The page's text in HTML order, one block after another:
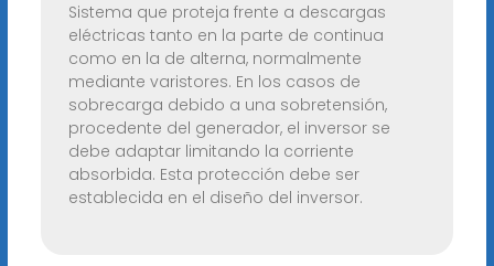
Sistema que proteja frente a descargas
eléctricas tanto en la parte de continua
como en la de alterna, normalmente
mediante varistores. En los casos de
sobrecarga debido a una sobretensión,
procedente del generador, el inversor se
debe adaptar limitando la corriente
absorbida. Esta protección debe ser
establecida en el diseño del inversor.